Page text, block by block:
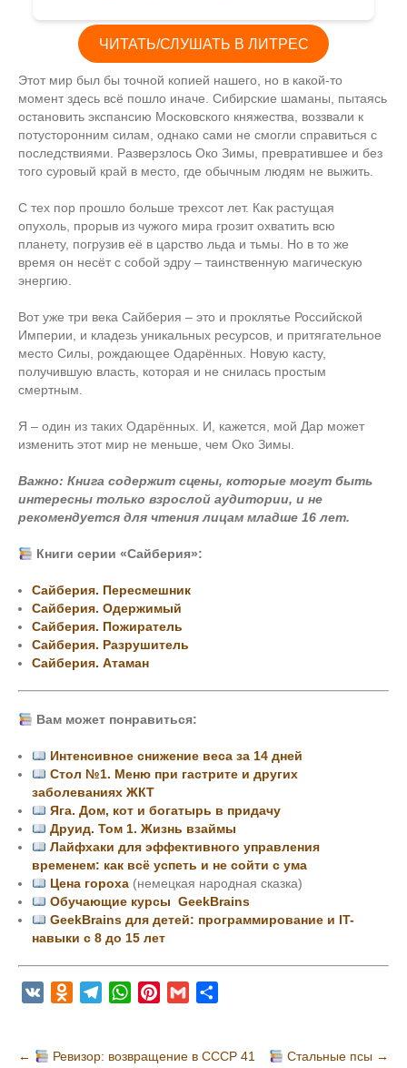
ЧИТАТЬ/СЛУШАТЬ В ЛИТРЕС
Этот мир был бы точной копией нашего, но в какой-то
момент здесь всё пошло иначе. Сибирские шаманы, пытаясь
остановить экспансию Московского княжества, воззвали к
потусторонним силам, однако сами не смогли справиться с
последствиями. Разверзлось Око Зимы, превратившее и без
того суровый край в место, где обычным людям не выжить.
С тех пор прошло больше трехсот лет. Как растущая
опухоль, прорыв из чужого мира грозит охватить всю
планету, погрузив её в царство льда и тьмы. Но в то же
время он несёт с собой эдру – таинственную магическую
энергию.
Вот уже три века Сайберия – это и проклятье Российской
Империи, и кладезь уникальных ресурсов, и притягательное
место Силы, рождающее Одарённых. Новую касту,
получившую власть, которая и не снилась простым
смертным.
Я – один из таких Одарённых. И, кажется, мой Дар может
изменить этот мир не меньше, чем Око Зимы.
Важно: Книга содержит сцены, которые могут быть
интересны только взрослой аудитории, и не
рекомендуется для чтения лицам младше 16 лет.
Книги серии «Сайберия»:
Сайберия. Пересмешник
Сайберия. Одержимый
Сайберия. Пожиратель
Сайберия. Разрушитель
Сайберия. Атаман
Вам может понравиться:
Интенсивное снижение веса за 14 дней
Стол №1. Меню при гастрите и других
заболеваниях ЖКТ
Яга. Дом, кот и богатырь в придачу
Друид. Том 1. Жизнь взаймы
Лайфхаки для эффективного управления
временем: как всё успеть и не сойти с ума
Цена гороха(немецкая народная сказка)
Обучающие курсы GeekBrains
GeekBrains для детей: программирование и IT-
навыки с 8 до 15 лет
O
o
e
W
t
t
р
Н
← Ревизор: возвращение в СССР 41 Стальные псы →